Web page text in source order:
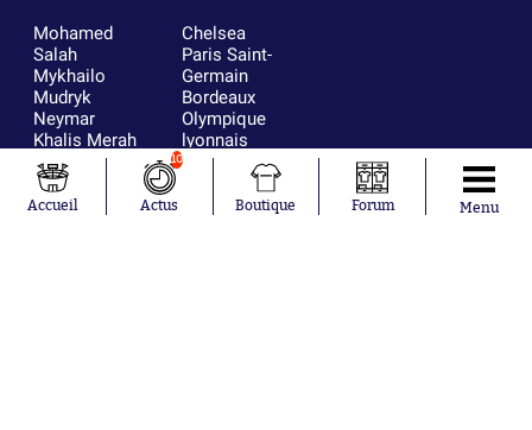
Mohamed
Salah
Mykhailo
Mudryk
Neymar
Khalis Merah
Loïs Openda
Moussa
Niakhaté
Chelsea
Paris Saint-
Germain
Bordeaux
Olympique
lyonnais
FIFA
Real Madrid
RC Strasbourg
Accueil
10
Actus Boutique Forum Menu